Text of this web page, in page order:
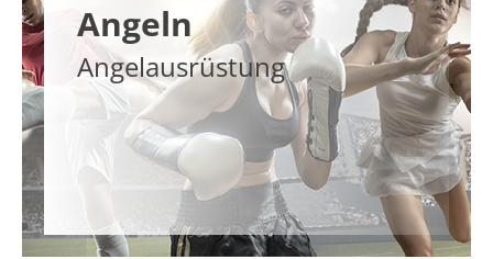
Angeln
Angelausrüstung